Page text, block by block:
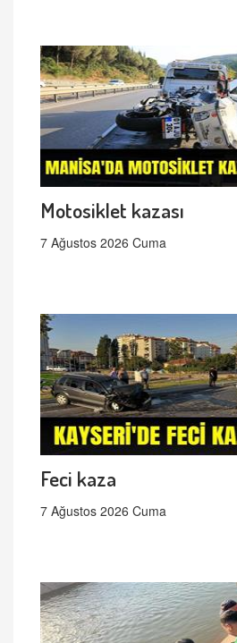
Motosiklet kazası
7 Ağustos 2026 Cuma
Feci kaza
7 Ağustos 2026 Cuma